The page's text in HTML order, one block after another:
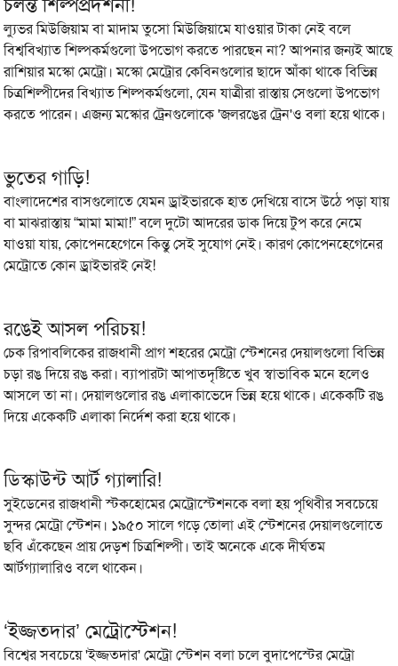
চলন্ত শিল্পপ্রদর্শনী!
ল্যুভর মিউজিয়াম বা মাদাম তুসো মিউজিয়ামে যাওয়ার টাকা নেই বলে
বিশ্ববিখ্যাত শিল্পকর্মগুলো উপভোগ করতে পারছেন না? আপনার জন্যই আছে
রাশিয়ার মস্কো মেট্রো। মস্কো মেট্রোর কেবিনগুলোর ছাদে আঁকা থাকে বিভিন্ন
চিত্রশিল্পীদের বিখ্যাত শিল্পকর্মগুলো, যেন যাত্রীরা রাস্তায় সেগুলো উপভোগ
করতে পারেন। এজন্য মস্কোর ট্রেনগুলোকে 'জলরঙের ট্রেন'ও বলা হয়ে থাকে।
ভুতের গাড়ি!
বাংলাদেশের বাসগুলোতে যেমন ড্রাইভারকে হাত দেখিয়ে বাসে উঠে পড়া যায়
বা মাঝরাস্তায় “মামা মামা!” বলে দুটো আদরের ডাক দিয়ে টুপ করে নেমে
যাওয়া যায়, কোপেনহেগেনে কিন্তু সেই সুযোগ নেই। কারণ কোপেনহেগেনের
মেট্রোতে কোন ড্রাইভারই নেই!
রঙেই আসল পরিচয়!
চেক রিপাবলিকের রাজধানী প্রাগ শহরের মেট্রো স্টেশনের দেয়ালগুলো বিভিন্ন
চড়া রঙ দিয়ে রঙ করা। ব্যাপারটা আপাতদৃষ্টিতে খুব স্বাভাবিক মনে হলেও
আসলে তা না। দেয়ালগুলোর রঙ এলাকাভেদে ভিন্ন হয়ে থাকে। একেকটি রঙ
দিয়ে একেকটি এলাকা নির্দেশ করা হয়ে থাকে।
ডিস্কাউন্ট আর্ট গ্যালারি!
সুইডেনের রাজধানী স্টকহোমের মেট্রোস্টেশনকে বলা হয় পৃথিবীর সবচেয়ে
সুন্দর মেট্রো স্টেশন। ১৯৫০ সালে গড়ে তোলা এই স্টেশনের দেয়ালগুলোতে
ছবি এঁকেছেন প্রায় দেড়শ চিত্রশিল্পী। তাই অনেকে একে দীর্ঘতম
আর্টগ্যালারিও বলে থাকেন।
‘ইজ্জতদার’ মেট্রোস্টেশন!
বিশ্বের সবচেয়ে 'ইজ্জতদার' মেট্রো স্টেশন বলা চলে বুদাপেস্টের মেট্রো